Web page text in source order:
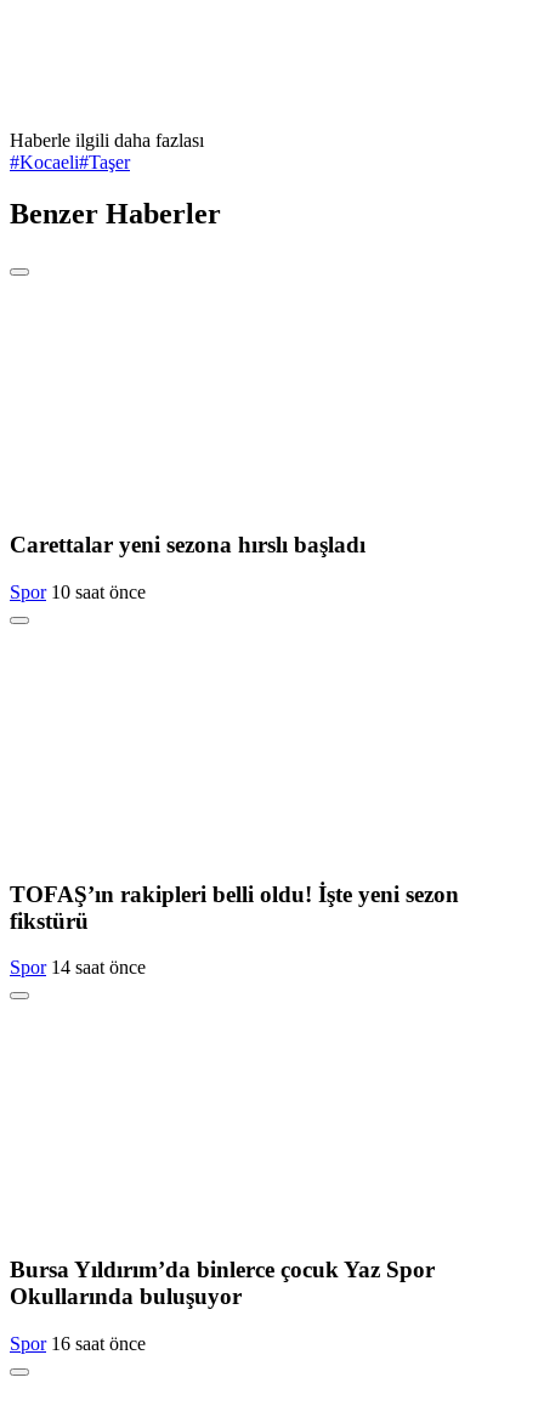
Haberle ilgili daha fazlası
#Kocaeli#Taşer
Benzer Haberler
Carettalar yeni sezona hırslı başladı
Spor 10 saat önce
TOFAŞ’ın rakipleri belli oldu! İşte yeni sezon
fikstürü
Spor 14 saat önce
Bursa Yıldırım’da binlerce çocuk Yaz Spor
Okullarında buluşuyor
Spor 16 saat önce